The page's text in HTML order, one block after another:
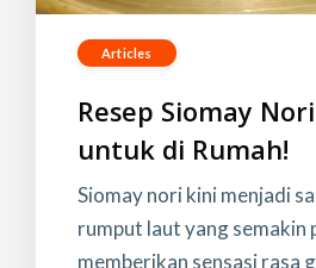
Articles
Resep Siomay
untuk di Rumah!
Siomay nori kini menjadi
rumput laut yang semakin
memberikan sensasi rasa